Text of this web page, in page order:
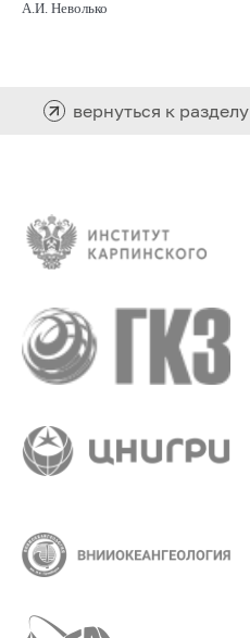
А.И. Неволько
вернуться к разделу